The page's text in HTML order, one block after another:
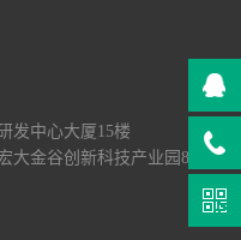
发中心大厦15楼
大金谷创新科技产业园8栋B